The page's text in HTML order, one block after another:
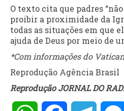
O texto cita que padres
proibir a proximidade da
todas as situações em que
ajuda de Deus por meio de
*Com informações do
Reprodução Agência Brasil
Reprodução JORNAL DO